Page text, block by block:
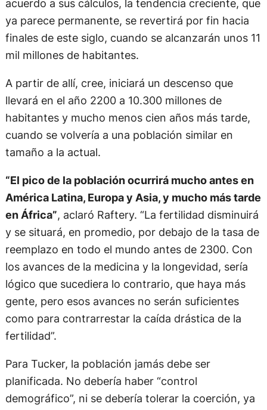
acuerdo a sus cálculos, la tendencia creciente, que
ya parece permanente, se revertirá por fin hacia
finales de este siglo, cuando se alcanzarán unos 11
mil millones de habitantes.
A partir de allí, cree, iniciará un descenso que
llevará en el año 2200 a 10.300 millones de
habitantes y mucho menos cien años más tarde,
cuando se volvería a una población similar en
tamaño a la actual.
“El pico de la población ocurrirá mucho antes en
América Latina, Europa y Asia, y mucho más tarde
en África”, aclaró Raftery. “La fertilidad disminuirá
y se situará, en promedio, por debajo de la tasa de
reemplazo en todo el mundo antes de 2300. Con
los avances de la medicina y la longevidad, sería
lógico que sucediera lo contrario, que haya más
gente, pero esos avances no serán suficientes
como para contrarrestar la caída drástica de la
fertilidad”.
Para Tucker, la población jamás debe ser
planificada. No debería haber “control
demográfico”, ni se debería tolerar la coerción, ya